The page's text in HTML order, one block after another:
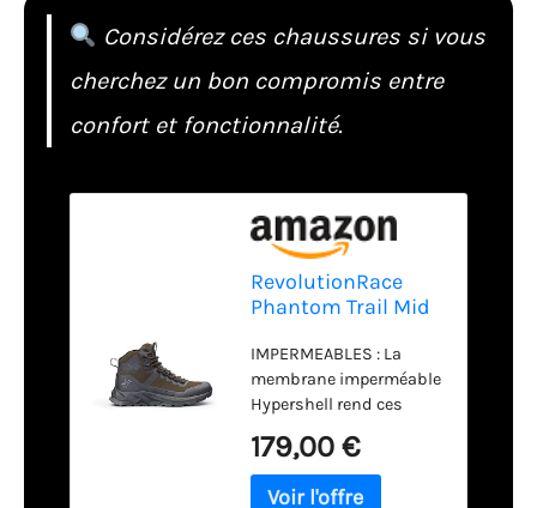
Considérez ces chaussures si vous
cherchez un bon compromis entre
confort et fonctionnalité.
RevolutionRace
Phantom Trail Mid
Boots pour
Homme,
Chaussures de
Randonnée
Imperméables
pour Toutes les
IMPERMEABLES : La
membrane imperméable
Hypershell rend ces
randonnée pour
hommes à la fois coupe-
179,00 €